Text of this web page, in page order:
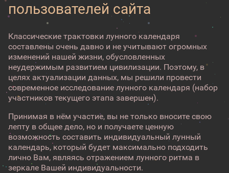
пользователей сайта
Классические трактовки лунного календаря
составлены очень давно и не учитывают огромных
изменений нашей жизни, обусловленных
неудержимым развитием цивилизации. Поэтому, в
целях актуализации данных, мы решили провести
современное исследование лунного календаря (набор
участников текущего этапа завершен).
Принимая в нём участие, вы не только вносите свою
лепту в общее дело, но и получаете ценную
возможность составить индивидуальный лунный
календарь, который будет максимально подходить
лично Вам, являясь отражением лунного ритма в
зеркале Вашей индивидуальности.